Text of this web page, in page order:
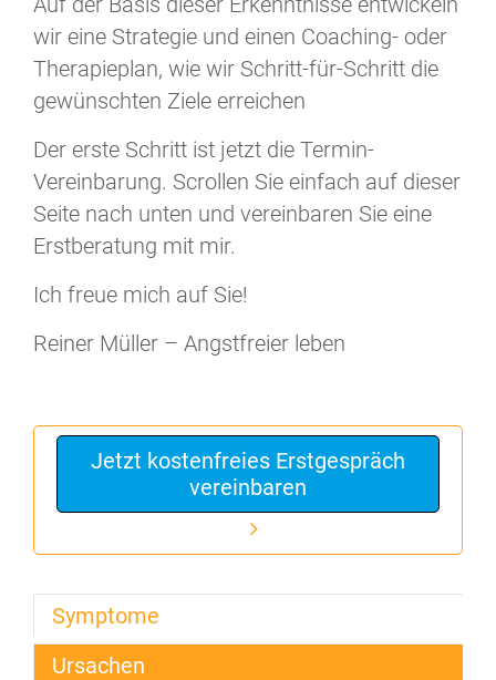
wir eine Strategie und einen Coaching- oder
Therapieplan, wie wir Schritt-für-Schritt die
gewünschten Ziele erreichen
Der erste Schritt ist jetzt die Termin-
Vereinbarung. Scrollen Sie einfach auf dieser
Seite nach unten und vereinbaren Sie eine
Erstberatung mit mir.
Ich freue mich auf Sie!
Reiner Müller – Angstfreier leben
Jetzt kostenfreies Erstgespräch
vereinbaren
Symptome
Ursachen